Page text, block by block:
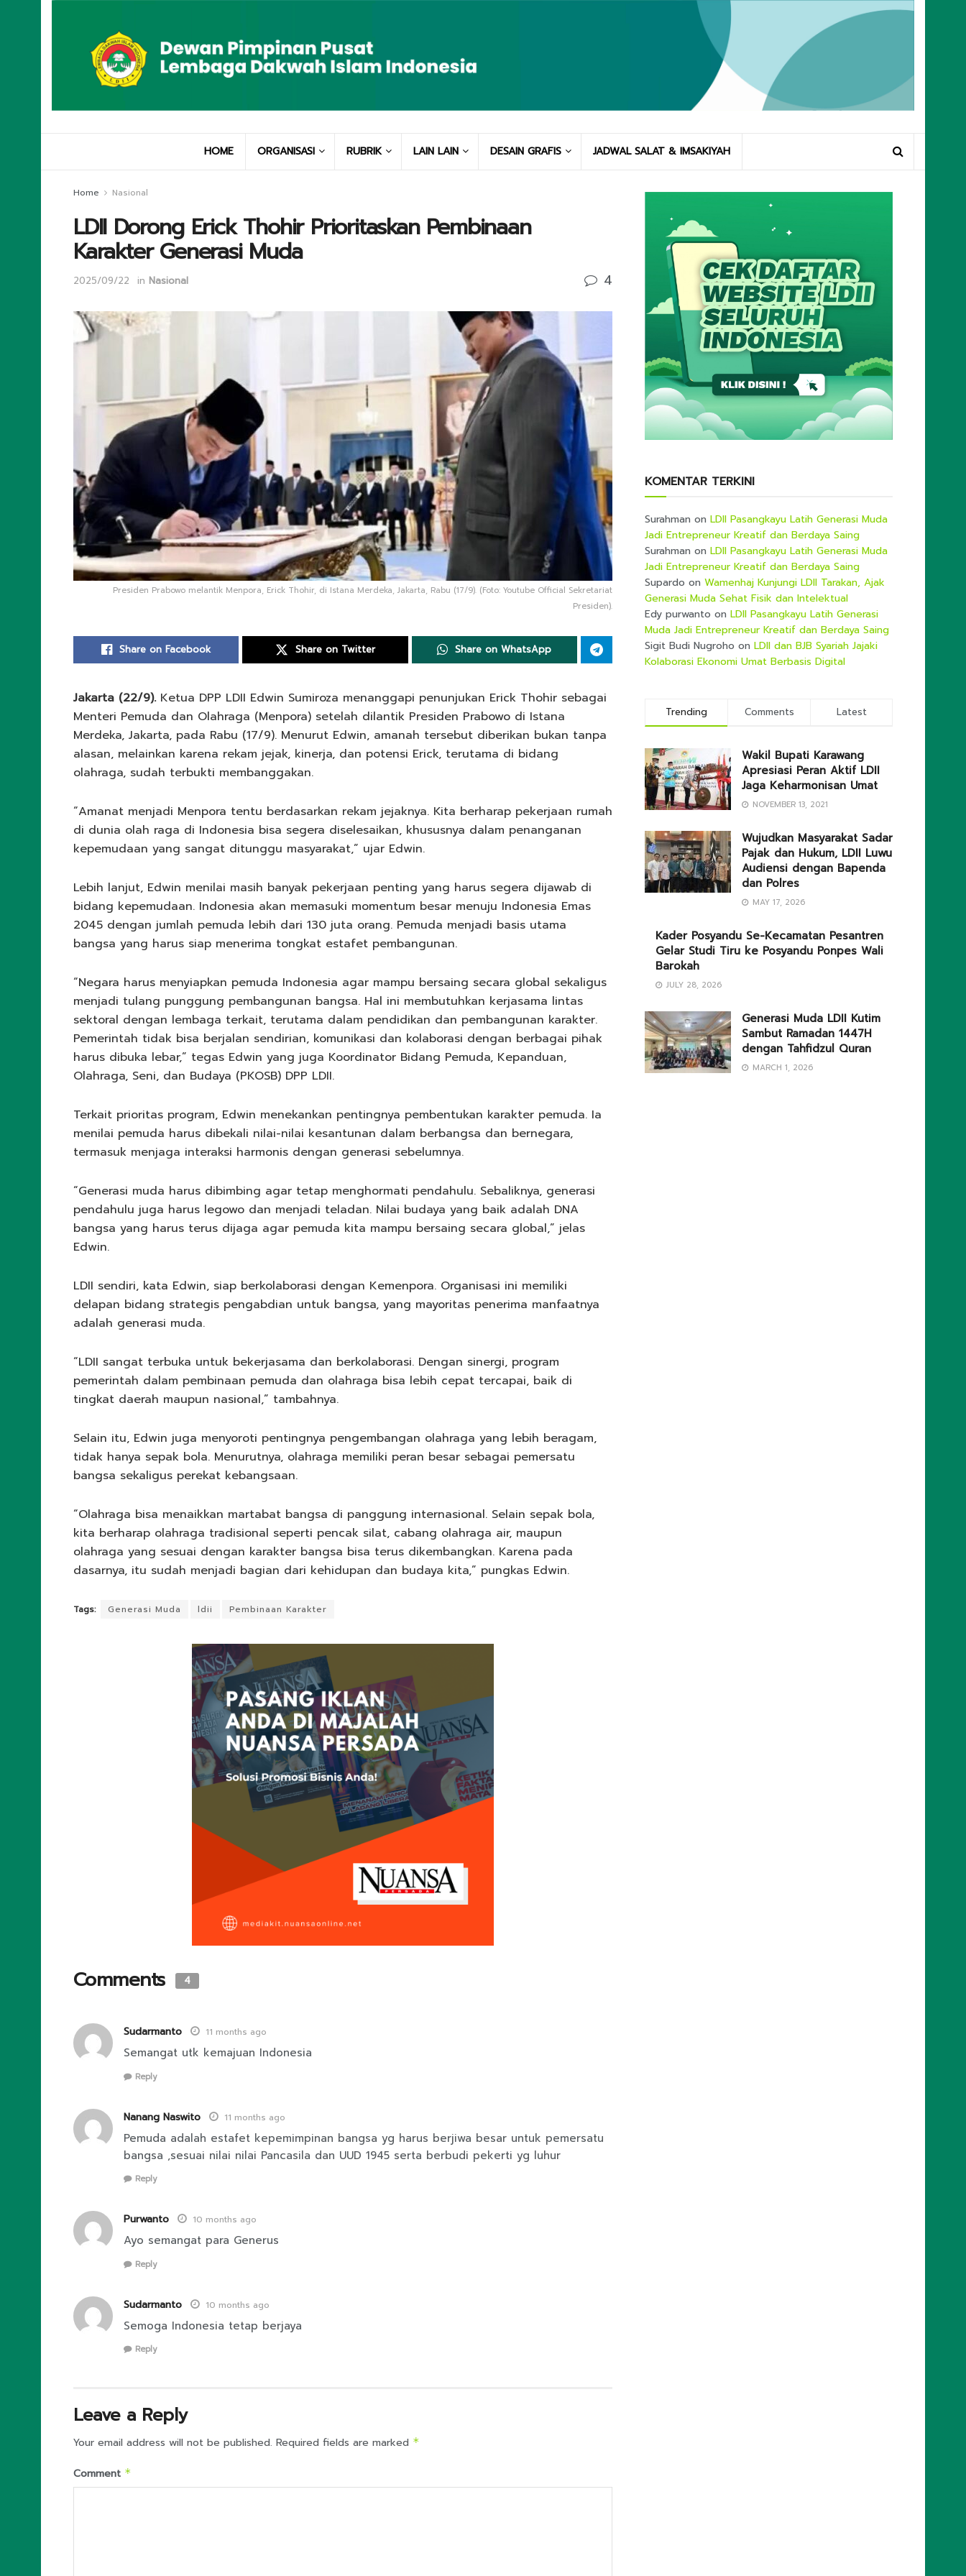
HOME ORGANISASI RUBRIK LAIN LAIN DESAIN GRAFIS JADWAL SALAT & IMSAKIYAH
Home Nasional
LDII Dorong Erick Thohir Prioritaskan Pembinaan
Karakter Generasi Muda
2025/09/22 in Nasional 4
Presiden Prabowo melantik Menpora, Erick Thohir, di Istana Merdeka, Jakarta, Rabu (17/9). (Foto: Youtube Official Sekretariat
Presiden).
Share on Facebook Share on Twitter Share on WhatsApp
Jakarta (22/9).Ketua DPP LDII Edwin Sumiroza menanggapi penunjukan Erick Thohir sebagai
Menteri Pemuda dan Olahraga (Menpora) setelah dilantik Presiden Prabowo di Istana
Merdeka, Jakarta, pada Rabu (17/9). Menurut Edwin, amanah tersebut diberikan bukan tanpa
alasan, melainkan karena rekam jejak, kinerja, dan potensi Erick, terutama di bidang
olahraga, sudah terbukti membanggakan.
“Amanat menjadi Menpora tentu berdasarkan rekam jejaknya. Kita berharap pekerjaan rumah
di dunia olah raga di Indonesia bisa segera diselesaikan, khususnya dalam penanganan
kepemudaan yang sangat ditunggu masyarakat,” ujar Edwin.
Lebih lanjut, Edwin menilai masih banyak pekerjaan penting yang harus segera dijawab di
bidang kepemudaan. Indonesia akan memasuki momentum besar menuju Indonesia Emas
2045 dengan jumlah pemuda lebih dari 130 juta orang. Pemuda menjadi basis utama
bangsa yang harus siap menerima tongkat estafet pembangunan.
“Negara harus menyiapkan pemuda Indonesia agar mampu bersaing secara global sekaligus
menjadi tulang punggung pembangunan bangsa. Hal ini membutuhkan kerjasama lintas
sektoral dengan lembaga terkait, terutama dalam pendidikan dan pembangunan karakter.
Pemerintah tidak bisa berjalan sendirian, komunikasi dan kolaborasi dengan berbagai pihak
harus dibuka lebar,” tegas Edwin yang juga Koordinator Bidang Pemuda, Kepanduan,
Olahraga, Seni, dan Budaya (PKOSB) DPP LDII.
Terkait prioritas program, Edwin menekankan pentingnya pembentukan karakter pemuda. Ia
menilai pemuda harus dibekali nilai-nilai kesantunan dalam berbangsa dan bernegara,
termasuk menjaga interaksi harmonis dengan generasi sebelumnya.
“Generasi muda harus dibimbing agar tetap menghormati pendahulu. Sebaliknya, generasi
pendahulu juga harus legowo dan menjadi teladan. Nilai budaya yang baik adalah DNA
bangsa yang harus terus dijaga agar pemuda kita mampu bersaing secara global,” jelas
Edwin.
LDII sendiri, kata Edwin, siap berkolaborasi dengan Kemenpora. Organisasi ini memiliki
delapan bidang strategis pengabdian untuk bangsa, yang mayoritas penerima manfaatnya
adalah generasi muda.
“LDII sangat terbuka untuk bekerjasama dan berkolaborasi. Dengan sinergi, program
pemerintah dalam pembinaan pemuda dan olahraga bisa lebih cepat tercapai, baik di
tingkat daerah maupun nasional,” tambahnya.
Selain itu, Edwin juga menyoroti pentingnya pengembangan olahraga yang lebih beragam,
tidak hanya sepak bola. Menurutnya, olahraga memiliki peran besar sebagai pemersatu
bangsa sekaligus perekat kebangsaan.
“Olahraga bisa menaikkan martabat bangsa di panggung internasional. Selain sepak bola,
kita berharap olahraga tradisional seperti pencak silat, cabang olahraga air, maupun
olahraga yang sesuai dengan karakter bangsa bisa terus dikembangkan. Karena pada
dasarnya, itu sudah menjadi bagian dari kehidupan dan budaya kita,” pungkas Edwin.
Tags: Generasi Muda ldii Pembinaan Karakter
Comments 4
Sudarmanto 11 months ago
Semangat utk kemajuan Indonesia
Reply
Nanang Naswito 11 months ago
Pemuda adalah estafet kepemimpinan bangsa yg harus berjiwa besar untuk pemersatu
bangsa ,sesuai nilai nilai Pancasila dan UUD 1945 serta berbudi pekerti yg luhur
Reply
Purwanto 10 months ago
Ayo semangat para Generus
Reply
Sudarmanto 10 months ago
Semoga Indonesia tetap berjaya
Reply
Leave a Reply
Your email address will not be published. Required fields are marked *
Comment *
KOMENTAR TERKINI
Surahman on LDII Pasangkayu Latih Generasi Muda
Jadi Entrepreneur Kreatif dan Berdaya Saing
Surahman on LDII Pasangkayu Latih Generasi Muda
Jadi Entrepreneur Kreatif dan Berdaya Saing
Supardo on Wamenhaj Kunjungi LDII Tarakan, Ajak
Generasi Muda Sehat Fisik dan Intelektual
Edy purwanto on LDII Pasangkayu Latih Generasi
Muda Jadi Entrepreneur Kreatif dan Berdaya Saing
Sigit Budi Nugroho on LDII dan BJB Syariah Jajaki
Kolaborasi Ekonomi Umat Berbasis Digital
Trending Comments Latest
Wakil Bupati Karawang
Apresiasi Peran Aktif LDII
Jaga Keharmonisan Umat
NOVEMBER 13, 2021
Wujudkan Masyarakat Sadar
Pajak dan Hukum, LDII Luwu
Audiensi dengan Bapenda
dan Polres
MAY 17, 2026
Kader Posyandu Se-Kecamatan Pesantren
Gelar Studi Tiru ke Posyandu Ponpes Wali
Barokah
JULY 28, 2026
Generasi Muda LDII Kutim
Sambut Ramadan 1447H
dengan Tahfidzul Quran
MARCH 1, 2026